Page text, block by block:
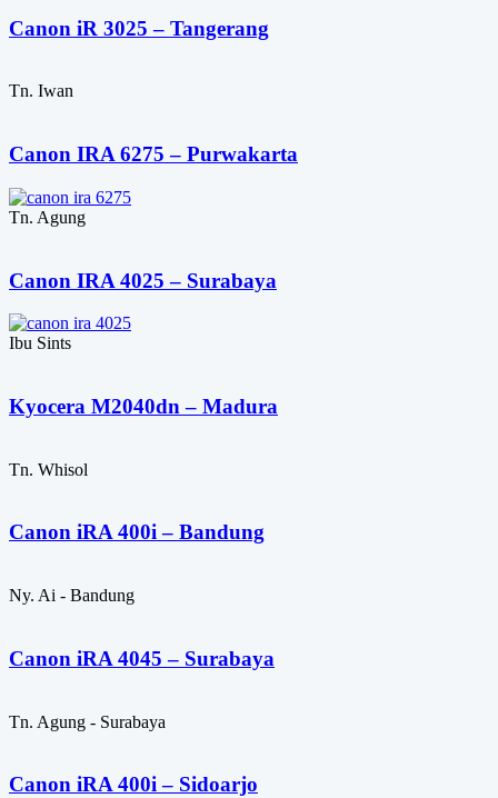
Canon iR 3025 – Tangerang
Tn. Iwan
Canon IRA 6275 – Purwakarta
Tn. Agung
Canon IRA 4025 – Surabaya
Ibu Sints
Kyocera M2040dn – Madura
Tn. Whisol
Canon iRA 400i – Bandung
Ny. Ai - Bandung
Canon iRA 4045 – Surabaya
Tn. Agung - Surabaya
Canon iRA 400i – Sidoarjo